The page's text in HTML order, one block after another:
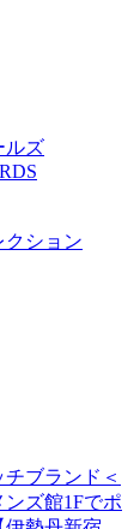
ルズ
クション